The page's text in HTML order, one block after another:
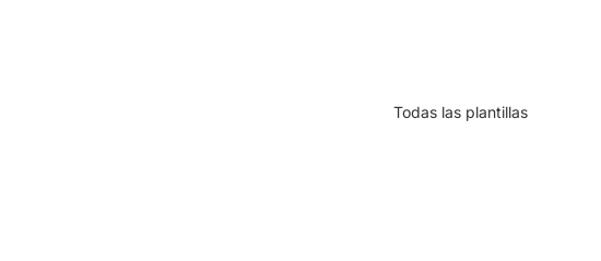
Todas las plantillas